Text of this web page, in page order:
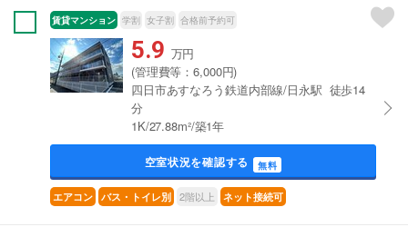
賃貸マンション 学割 女子割 合格前予約可
5.9 万円
(管理費等：6,000円)
四日市あすなろう鉄道内部線/日永駅 徒歩14
分
1K/27.88m²/築1年
空室状況を確認する 無料
エアコン バス・トイレ別 2階以上 ネット接続可